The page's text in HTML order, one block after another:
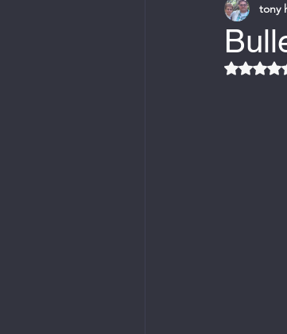
KERKRAAD tony